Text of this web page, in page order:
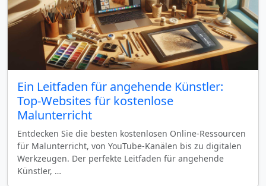
Ein Leitfaden für angehende Künstler:
Top-Websites für kostenlose
Malunterricht
Entdecken Sie die besten kostenlosen Online-Ressourcen
für Malunterricht, von YouTube-Kanälen bis zu digitalen
Werkzeugen. Der perfekte Leitfaden für angehende
Künstler, …